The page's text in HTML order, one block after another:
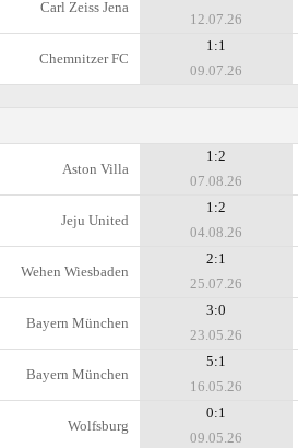
Carl Zeiss Jena
12.07.26
Chemnitzer FC
1:1
09.07.26
Aston Villa
1:2
07.08.26
Jeju United
1:2
04.08.26
Wehen Wiesbaden
2:1
25.07.26
Bayern München
3:0
23.05.26
Bayern München
5:1
16.05.26
Wolfsburg
0:1
09.05.26